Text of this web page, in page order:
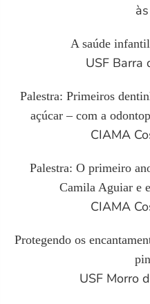
A saúde
USF Barra
Palestra: Primeiros
açúcar – com a
CIAMA
Palestra: O primeiro
Camila Aguiar e
CIAMA
Protegendo os
USF Morro